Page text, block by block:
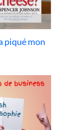
piqué mon